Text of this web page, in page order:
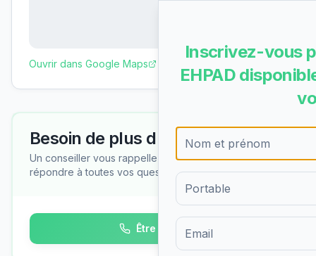
Ouvrir dans Google Maps
Besoin de plus d'informations ?
Un conseiller vous rappelle gratuitement pour
répondre à toutes vos questions
Être rappelé
Inscrivez-vous
EHPAD
Formulaire d'inscription pour